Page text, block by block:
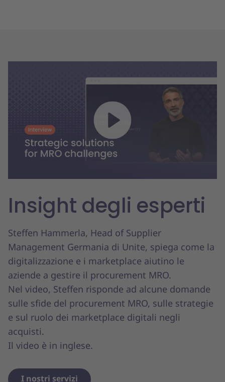
Play
Insight degli esperti
Steffen Hammerla, Head of Supplier
Management Germania di Unite, spiega come la
digitalizzazione e i marketplace aiutino le
aziende a gestire il procurement MRO.
Nel video, Steffen risponde ad alcune domande
sulle sfide del procurement MRO, sulle strategie
e sul ruolo dei marketplace digitali negli
acquisti.
Il video è in inglese.
I nostri servizi